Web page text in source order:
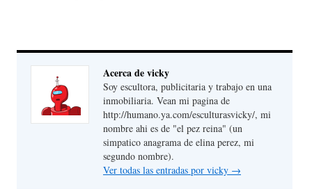
Acerca de vicky
Soy escultora, publicitaria y trabajo en una
inmobiliaria. Vean mi pagina de
http://humano.ya.com/esculturasvicky/, mi
nombre ahi es de "el pez reina" (un
simpatico anagrama de elina perez, mi
segundo nombre).
Ver todas las entradas por vicky →